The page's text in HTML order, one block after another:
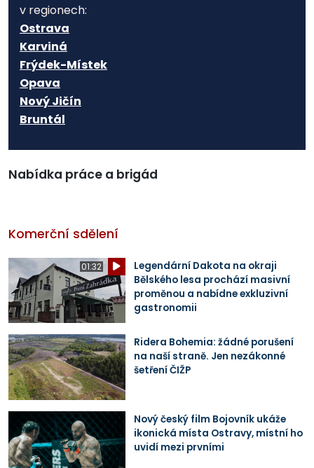
v regionech:
Ostrava
Karviná
Frýdek-Místek
Opava
Nový Jičín
Bruntál
Nabídka práce a brigád
Komerční sdělení
01:32
Legendární Dakota na okraji
Bělského lesa prochází masivní
proměnou a nabídne exkluzivní
gastronomii
Ridera Bohemia: žádné porušení
na naší straně. Jen nezákonné
šetření ČIŽP
Nový český film Bojovník ukáže
ikonická místa Ostravy, místní ho
uvidí mezi prvními